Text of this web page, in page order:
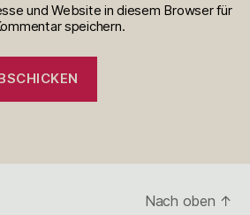
und Website in diesem Browser für
speichern.
Nach oben ↑